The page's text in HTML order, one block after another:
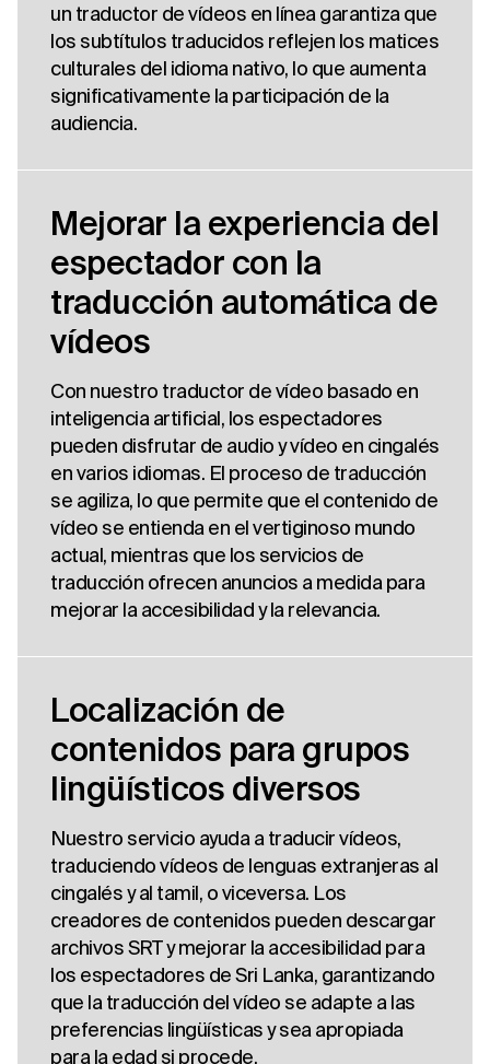
un traductor de vídeos en línea garantiza que
los subtítulos traducidos reflejen los matices
culturales del idioma nativo, lo que aumenta
significativamente la participación de la
audiencia.
Mejorar la experiencia del
espectador con la
traducción automática de
vídeos
Con nuestro traductor de vídeo basado en
inteligencia artificial, los espectadores
pueden disfrutar de audio y vídeo en cingalés
en varios idiomas. El proceso de traducción
se agiliza, lo que permite que el contenido de
vídeo se entienda en el vertiginoso mundo
actual, mientras que los servicios de
traducción ofrecen anuncios a medida para
mejorar la accesibilidad y la relevancia.
Localización de
contenidos para grupos
lingüísticos diversos
Nuestro servicio ayuda a traducir vídeos,
traduciendo vídeos de lenguas extranjeras al
cingalés y al tamil, o viceversa. Los
creadores de contenidos pueden descargar
archivos SRT y mejorar la accesibilidad para
los espectadores de Sri Lanka, garantizando
que la traducción del vídeo se adapte a las
preferencias lingüísticas y sea apropiada
para la edad si procede.